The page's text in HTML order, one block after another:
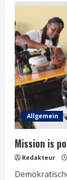
Allgemein
Mission is
Redakteur